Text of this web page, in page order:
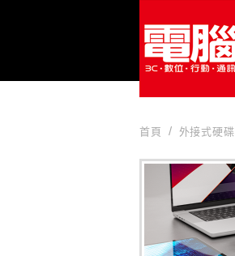
首頁 外接式硬碟
外接式硬碟